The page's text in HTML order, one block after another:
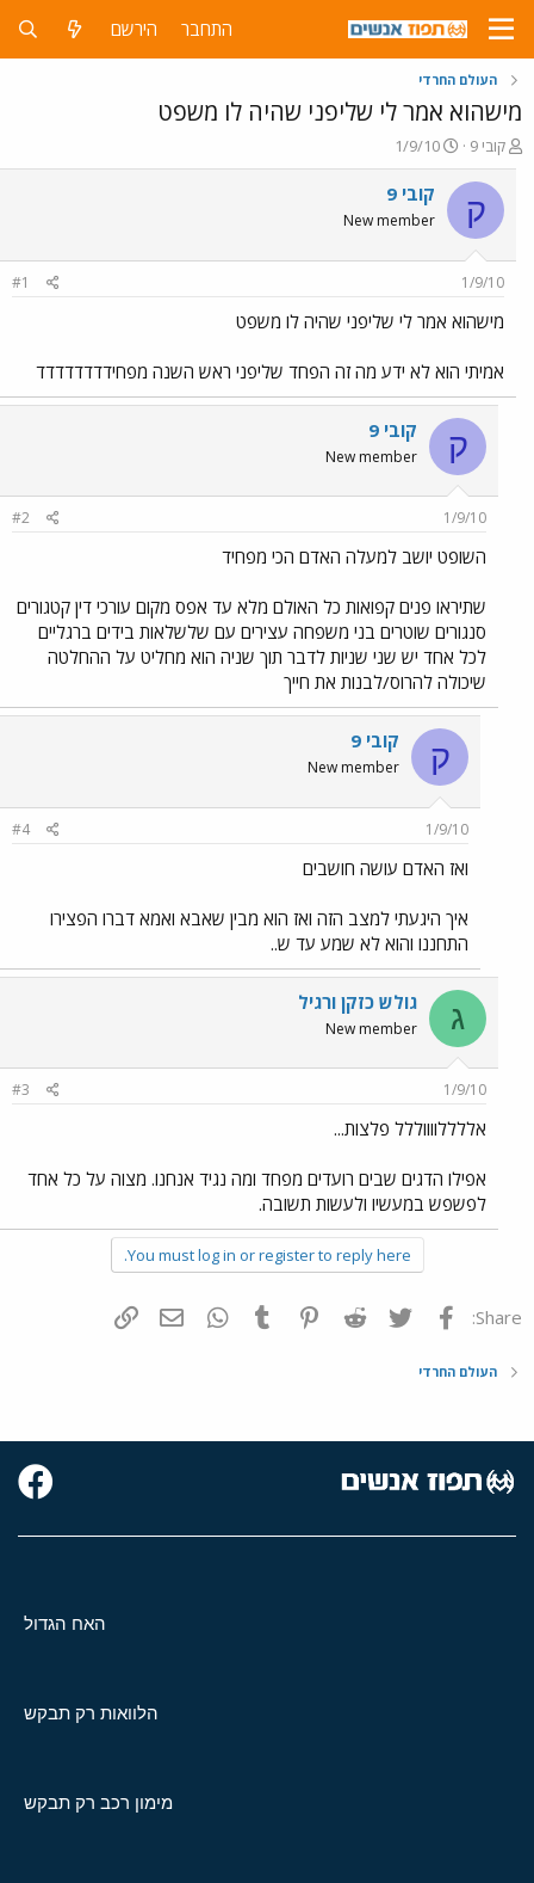
התחבר הירשם
העולם החרדי
מישהוא אמר לי שליפני שהיה לו משפט
פ
ו
ת
ח
ה
ו
ש
א
קובי 9
פ
ו
ר
ר
1/9/10
ק קובי 9
New member
1/9/10
#1
מישהוא אמר לי שליפני שהיה לו משפט
אמיתי הוא לא ידע מה זה הפחד שליפני ראש השנה מפחידדדדדדדד
ק קובי 9
New member
1/9/10
#2
השופט יושב למעלה האדם הכי מפחיד
שתיראו פנים קפואות כל האולם מלא עד אפס מקום עורכי דין קטגורים
סנגורים שוטרים בני משפחה עצירים עם שלשלאות בידים ברגליים
לכל אחד יש שני שניות לדבר תוך שניה הוא מחליט על ההחלטה
שיכולה להרוס/לבנות את חייך
ק קובי 9
New member
1/9/10
#4
ואז האדם עושה חושבים
איך היגעתי למצב הזה ואז הוא מבין שאבא ואמא דברו הפצירו
התחננו והוא לא שמע עד ש..
ג גולש כזקן ורגיל
New member
1/9/10
#3
אללללווווללל פלצות...
אפילו הדגים שבים רועדים מפחד ומה נגיד אנחנו. מצוה על כל אחד
לפשפש במעשיו ולעשות תשובה.
You must log in or register to reply here.
Share: פייסבוק Twitter
Reddit
Pinterest
Tumblr
WhatsAppדואר אלקטרוני
העולם החרדי
האח הגדול
הלוואות רק תבקש
מימון רכב רק תבקש